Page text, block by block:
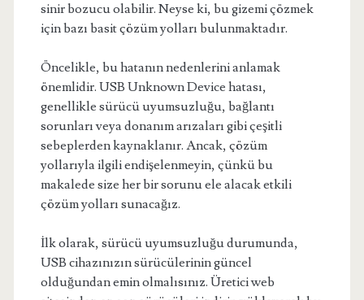
sinir bozucu olabilir. Neyse ki, bu gizemi çözmek
için bazı basit çözüm yolları bulunmaktadır.
Öncelikle, bu hatanın nedenlerini anlamak
önemlidir. USB Unknown Device hatası,
genellikle sürücü uyumsuzluğu, bağlantı
sorunları veya donanım arızaları gibi çeşitli
sebeplerden kaynaklanır. Ancak, çözüm
yollarıyla ilgili endişelenmeyin, çünkü bu
makalede size her bir sorunu ele alacak etkili
çözüm yolları sunacağız.
İlk olarak, sürücü uyumsuzluğu durumunda,
USB cihazınızın sürücülerinin güncel
olduğundan emin olmalısınız. Üretici web